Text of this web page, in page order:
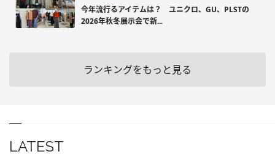
今年流行るアイテムは？ ユニクロ、GU、PLSTの
2026年秋冬展示会で新...
ランキングをもっと見る
LATEST